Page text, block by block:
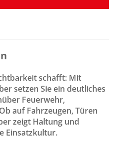
schafft: Mit
setzen Sie ein deutliches
Feuerwehr,
auf Fahrzeugen, Türen
zeigt Haltung und
Einsatzkultur.